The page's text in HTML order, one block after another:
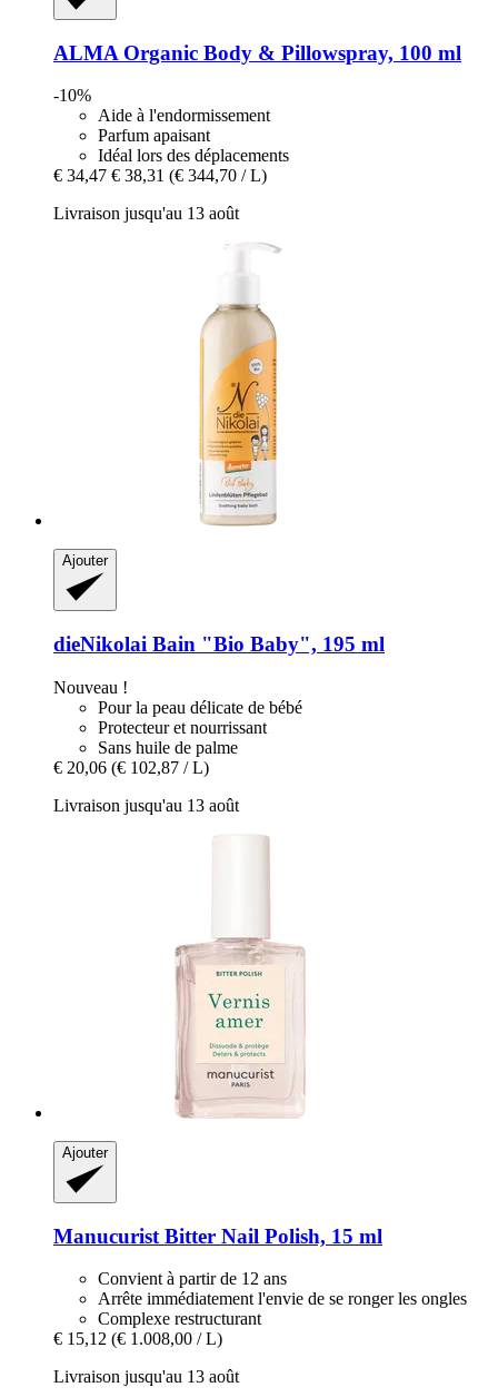
ALMA Organic Body & Pillowspray, 100 ml
-10%
Aide à l'endormissement
Parfum apaisant
Idéal lors des déplacements
€ 34,47 € 38,31 (€ 344,70 / L)
Livraison jusqu'au 13 août
Ajouter
dieNikolai Bain "Bio Baby", 195 ml
Nouveau !
Pour la peau délicate de bébé
Protecteur et nourrissant
Sans huile de palme
€ 20,06 (€ 102,87 / L)
Livraison jusqu'au 13 août
Ajouter
Manucurist Bitter Nail Polish, 15 ml
Convient à partir de 12 ans
Arrête immédiatement l'envie de se ronger les ongles
Complexe restructurant
€ 15,12 (€ 1.008,00 / L)
Livraison jusqu'au 13 août